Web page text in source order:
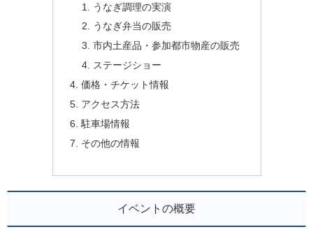
うなぎ調理の実演
うなぎ弁当の販売
市内土産品・参加都市物産の販売
ステージショー
価格・チケット情報
アクセス方法
駐車場情報
その他の情報
イベントの概要